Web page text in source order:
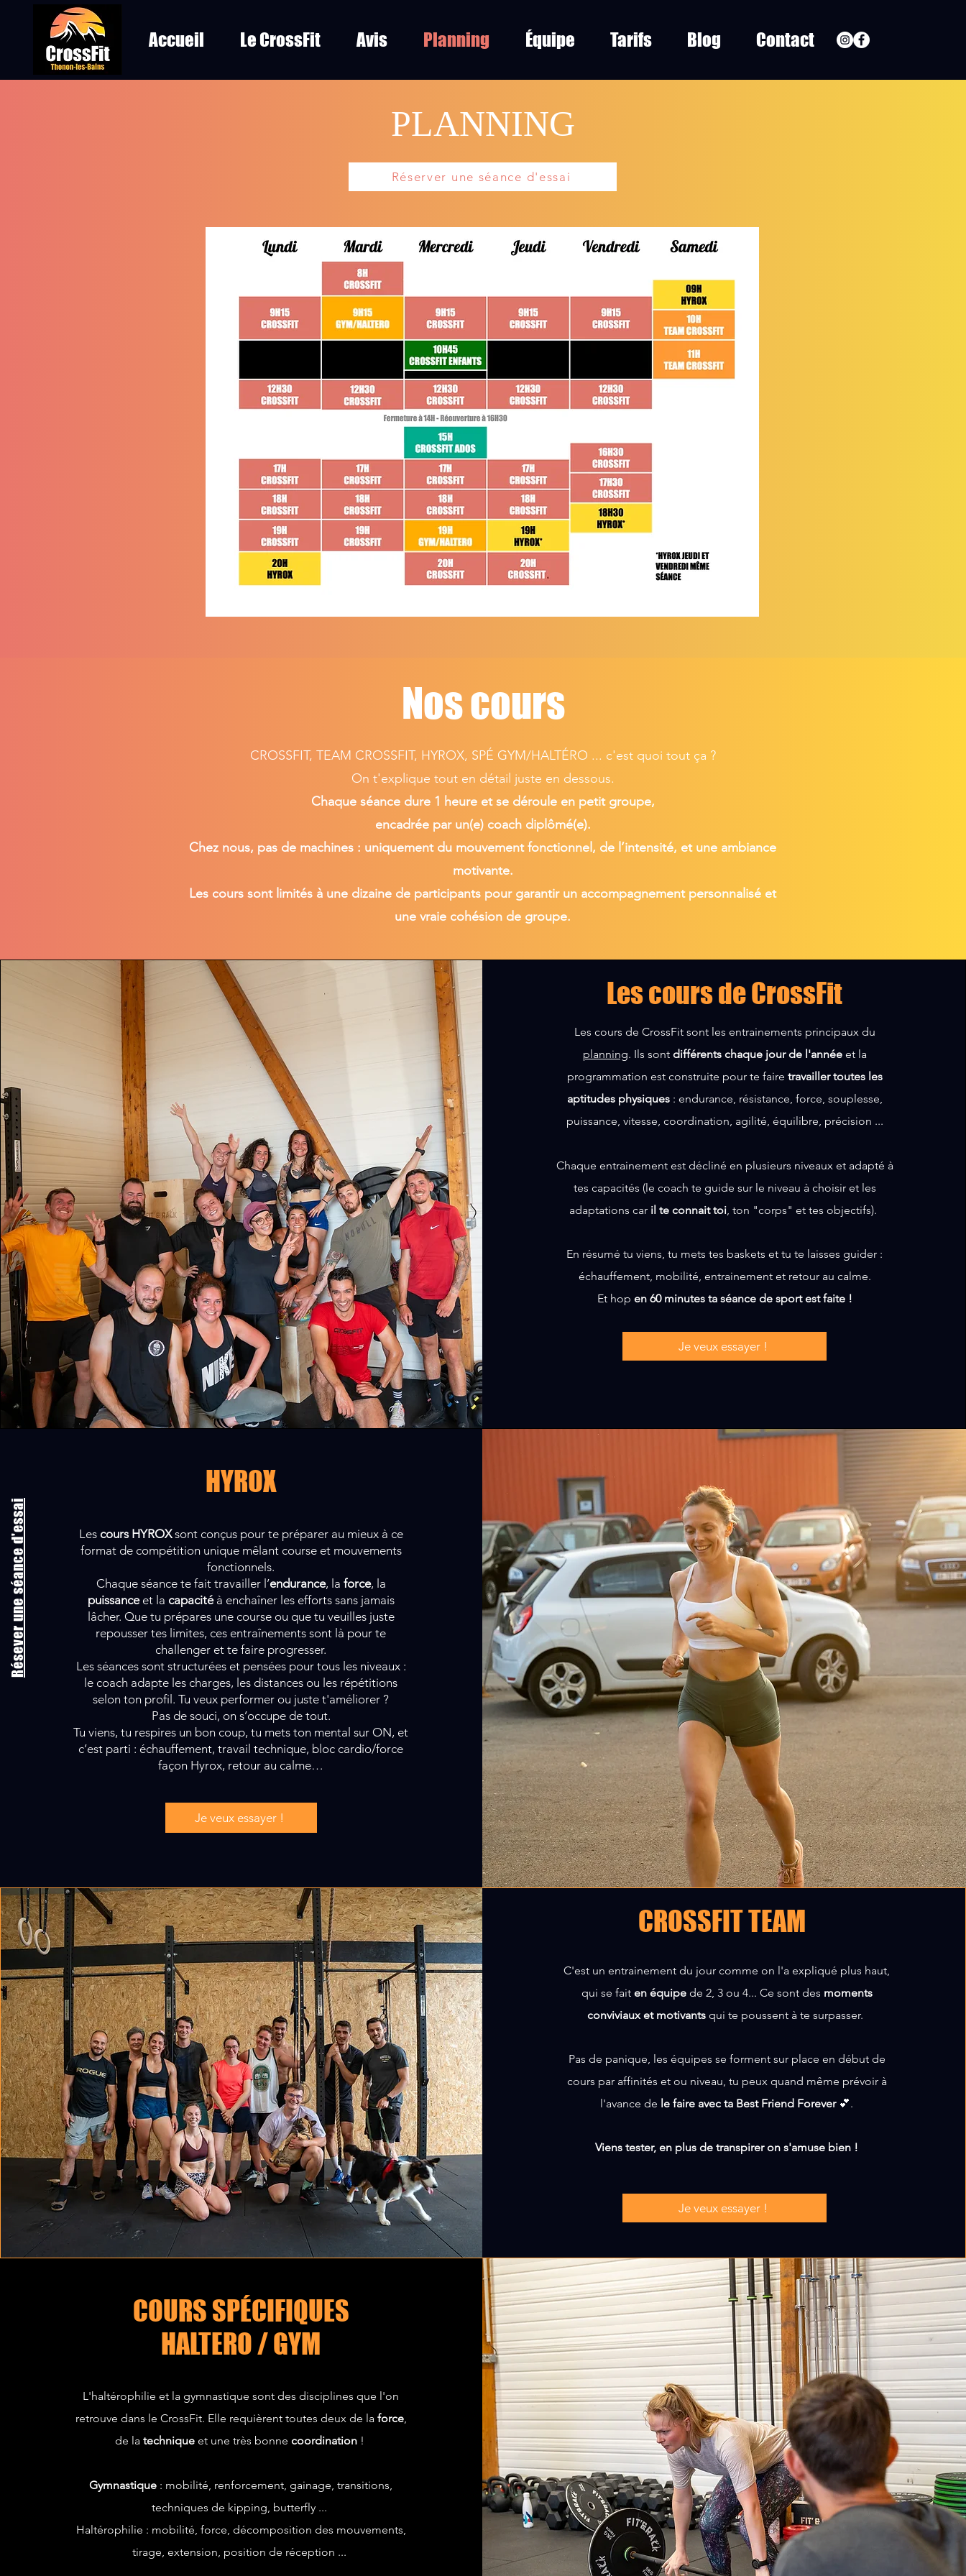
Accueil Le CrossFit Avis Planning Équipe Tarifs Blog Contact
Résever une séance d'essai
PLANNING
Réserver une séance d'essai
Je veux essayer !
Nos cours
CROSSFIT, TEAM CROSSFIT, HYROX, SPÉ GYM/HALTÉRO ... c'est quoi tout ça ?
On t'explique tout en détail juste en dessous.
Chaque séance dure 1 heure et se déroule en petit groupe,
encadrée par un(e) coach diplômé(e).
Chez nous, pas de machines : uniquement du mouvement fonctionnel, de l’intensité, et une ambiance
motivante.
Les cours sont limités à une dizaine de participants pour garantir un accompagnement personnalisé et
une vraie cohésion de groupe.
Les cours de CrossFit
Les cours de CrossFit sont les entrainements principaux du
planning. Ils sont différents chaque jour de l'année et la
programmation est construite pour te faire travailler toutes les
aptitudes physiques: endurance, résistance, force, souplesse,
puissance, vitesse, coordination, agilité, équilibre, précision ...
Chaque entrainement est décliné en plusieurs niveaux et adapté à
tes capacités (le coach te guide sur le niveau à choisir et les
adaptations car il te connait toi, ton "corps" et tes objectifs).
En résumé tu viens, tu mets tes baskets et tu te laisses guider :
échauffement, mobilité, entrainement et retour au calme.
Et hop en 60 minutes ta séance de sport est faite !
Je veux essayer !
HYROX
Lescours HYROXsont conçus pour te préparer au mieux à ce
format de compétition unique mêlant course et mouvements
fonctionnels.
Chaque séance te fait travailler l’endurance, la force, la
puissanceet la capacitéà enchaîner les efforts sans jamais
lâcher. Que tu prépares une course ou que tu veuilles juste
repousser tes limites, ces entraînements sont là pour te
challenger et te faire progresser.
Les séances sont structurées et pensées pour tous les niveaux :
le coach adapte les charges, les distances ou les répétitions
selon ton profil. Tu veux performer ou juste t'améliorer ?
Pas de souci, on s’occupe de tout.
Tu viens, tu respires un bon coup, tu mets ton mental sur ON, et
c’est parti : échauffement, travail technique, bloc cardio/force
façon Hyrox, retour au calme…
Je veux essayer !
CROSSFIT TEAM
C'est un entrainement du jour comme on l'a expliqué plus haut,
qui se fait en équipede 2, 3 ou 4... Ce sont des moments
conviviaux et motivants qui te poussent à te surpasser.
Pas de panique, les équipes se forment sur place en début de
cours par affinités et ou niveau, tu peux quand même prévoir à
l'avance de le faire avec ta Best Friend Forever💕.
Viens tester, en plus de transpirer on s'amuse bien !
Je veux essayer !
COURS SPÉCIFIQUES
HALTERO / GYM
L'haltérophilie et la gymnastique sont des disciplines que l'on
retrouve dans le CrossFit. Elle requièrent toutes deux de la force,
de la techniqueet une très bonne coordination!
Gymnastique : mobilité, renforcement, gainage, transitions,
techniques de kipping, butterfly ...
Haltérophilie : mobilité, force, décomposition des mouvements,
tirage, extension, position de réception ...